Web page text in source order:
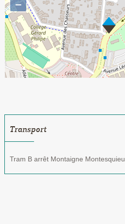
Transport
Tram B arrêt Montaigne Montesquieu